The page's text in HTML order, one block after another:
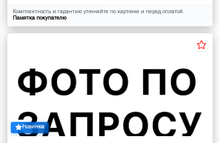
Комплектность и гарантию уточняйте по карточке и перед оплатой.
Памятка покупателю
Новинка